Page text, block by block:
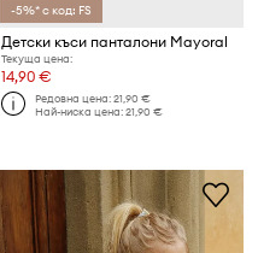
-5%* с код: FS
Детски къси панталони Mayoral
Текуща цена:
14,90 €
Редовна цена:21,90 €
Най-ниска цена:21,90 €